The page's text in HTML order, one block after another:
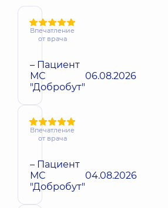
Впечатление
от врача
– Пациент
МС
"Добробут"
06.08.2026
Впечатление
от врача
– Пациент
МС
"Добробут"
04.08.2026